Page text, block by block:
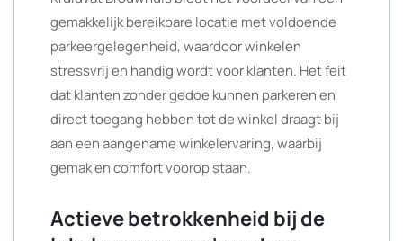
gemakkelijk bereikbare locatie met voldoende
parkeergelegenheid, waardoor winkelen
stressvrij en handig wordt voor klanten. Het feit
dat klanten zonder gedoe kunnen parkeren en
direct toegang hebben tot de winkel draagt bij
aan een aangename winkelervaring, waarbij
gemak en comfort voorop staan.
Actieve betrokkenheid bij de